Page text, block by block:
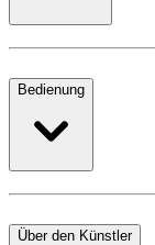
Bedienung
Über den Künstler